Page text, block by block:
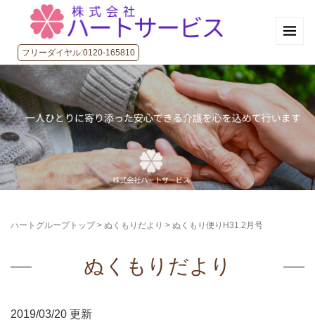
フリーダイヤル:0120-165810
ハートグループトップ> ぬくもりだより > ぬくもり便りH31.2月号
ぬくもりだより
2019/03/20 更新